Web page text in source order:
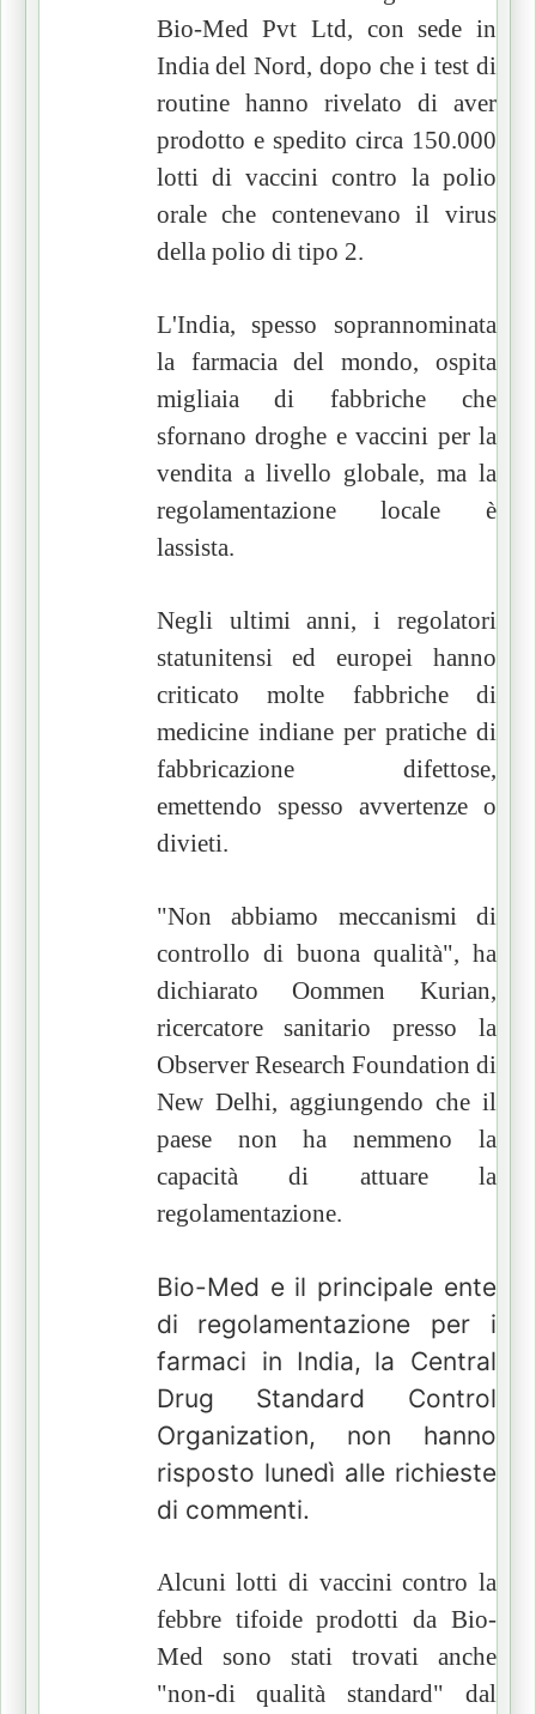
Bio-Med Pvt Ltd, con sede in
India del Nord, dopo che i test di
routine hanno rivelato di aver
prodotto e spedito circa 150.000
lotti di vaccini contro la polio
orale che contenevano il virus
della polio di tipo 2.
L'India, spesso soprannominata
la farmacia del mondo, ospita
migliaia di fabbriche che
sfornano droghe e vaccini per la
vendita a livello globale, ma la
regolamentazione locale è
lassista.
Negli ultimi anni, i regolatori
statunitensi ed europei hanno
criticato molte fabbriche di
medicine indiane per pratiche di
fabbricazione difettose,
emettendo spesso avvertenze o
divieti.
"Non abbiamo meccanismi di
controllo di buona qualità", ha
dichiarato Oommen Kurian,
ricercatore sanitario presso la
Observer Research Foundation di
New Delhi, aggiungendo che il
paese non ha nemmeno la
capacità di attuare la
regolamentazione.
Bio-Med e il principale ente
di regolamentazione per i
farmaci in India, la Central
Drug Standard Control
Organization, non hanno
risposto lunedì alle richieste
di commenti.
Alcuni lotti di vaccini contro la
febbre tifoide prodotti da Bio-
Med sono stati trovati anche
"non-di qualità standard" dal